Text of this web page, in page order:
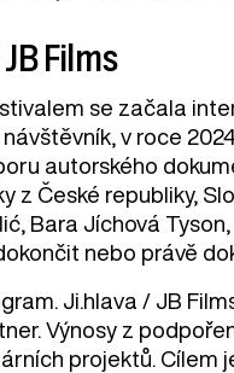
Films
se začala
v roce
autorského
České republiky,
Bara Jíchová
nebo právě
Ji.hlava / JB
Výnosy z
projektů.